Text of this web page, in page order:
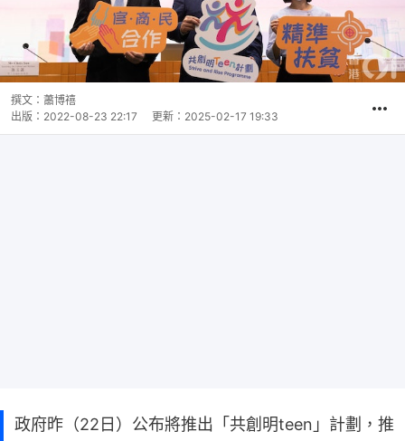
撰文： 蕭博禧
出版： 2022-08-23 22:17 更新： 2025-02-17 19:33
政府昨（22日）公布將推出「共創明teen」計劃，推